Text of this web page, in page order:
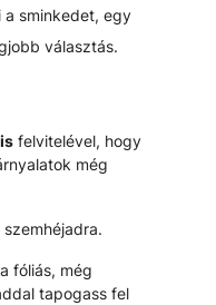
a sminkedet, egy
választás.
felvitelével, hogy
még
fóliás, még
tapogass fel